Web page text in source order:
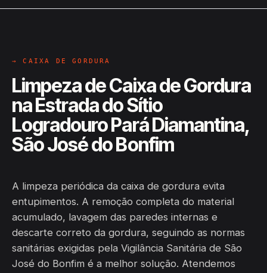
→ CAIXA DE GORDURA
Limpeza de Caixa de Gordura
na Estrada do Sítio
Logradouro Pará Diamantina,
São José do Bonfim
A limpeza periódica da caixa de gordura evita
entupimentos. A remoção completa do material
acumulado, lavagem das paredes internas e
descarte correto da gordura, seguindo as normas
sanitárias exigidas pela Vigilância Sanitária de São
José do Bonfim é a melhor solução. Atendemos